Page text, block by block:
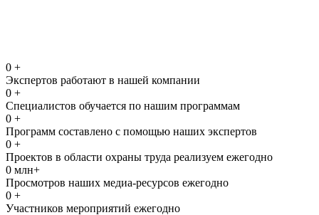
0 +
Экспертов работают в нашей компании
0 +
Специалистов обучается по нашим программам
0 +
Программ составлено с помощью наших экспертов
0 +
Проектов в области охраны труда реализуем ежегодно
0 млн+
Просмотров наших медиа-ресурсов ежегодно
0 +
Участников мероприятий ежегодно